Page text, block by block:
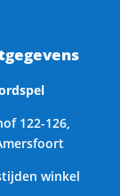
122-126,
winkel